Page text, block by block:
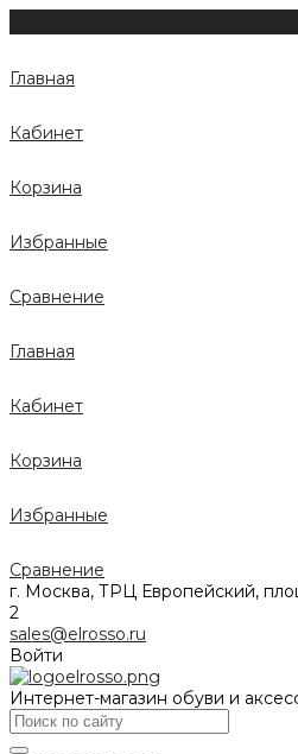
Главная
Кабинет
Корзина
Избранные
Сравнение
Главная
Кабинет
Корзина
Избранные
Сравнение
г. Москва, ТРЦ Европейский,
2
sales@elrosso.ru
Войти
Интернет-магазин обуви и